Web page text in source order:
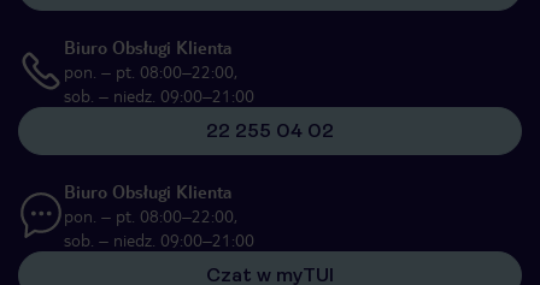
Biuro Obsługi Klienta
pon. – pt. 08:00–22:00,
sob. – niedz. 09:00–21:00
22 255 04 02
Biuro Obsługi Klienta
pon. – pt. 08:00–22:00,
sob. – niedz. 09:00–21:00
Czat w myTUI